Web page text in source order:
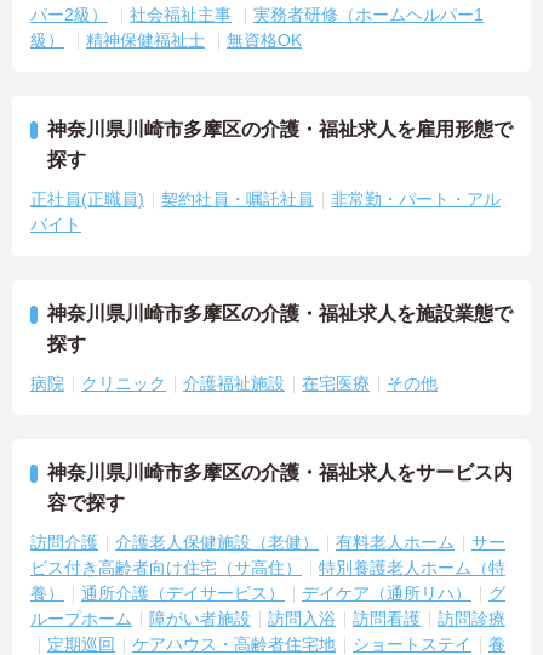
パー2級）
社会福祉主事
実務者研修（ホームヘルパー1
級）
精神保健福祉士 無資格OK
神奈川県川崎市多摩区の介護・福祉求人を雇用形態で
探す
正社員(正職員) 契約社員・嘱託社員
非常勤・パート・アル
バイト
神奈川県川崎市多摩区の介護・福祉求人を施設業態で
探す
病院 クリニック 介護福祉施設 在宅医療 その他
神奈川県川崎市多摩区の介護・福祉求人をサービス内
容で探す
訪問介護 介護老人保健施設（老健） 有料老人ホーム
サー
ビス付き高齢者向け住宅（サ高住）
特別養護老人ホーム（特
養）
通所介護（デイサービス） デイケア（通所リハ）
グ
ループホーム
障がい者施設 訪問入浴 訪問看護
訪問診療
定期巡回
ケアハウス・高齢者住宅地 ショートステイ
養